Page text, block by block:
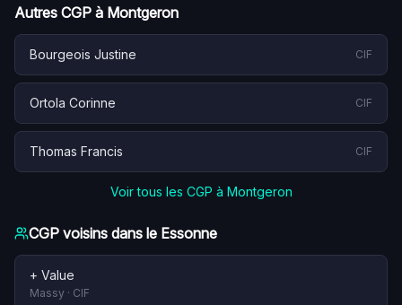
Autres CGP à Montgeron
Bourgeois Justine CIF
Ortola Corinne CIF
Thomas Francis CIF
Voir tous les CGP à Montgeron
CGP voisins dans le Essonne
+ Value
Massy · CIF